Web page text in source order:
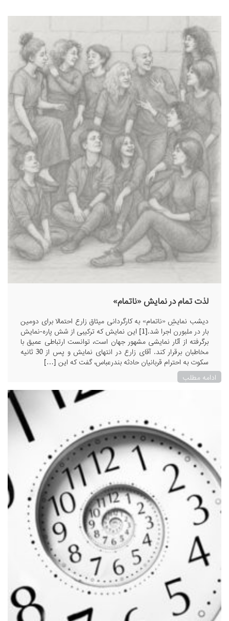
Lilo & Stitch (2025)
لذت تمام در نمایش «ناتمام»
دیشب نمایشِ «ناتمام» به کارگردانی میثاق زارع احتمالا برای دومین
بار در ملبورن اجرا شد.[1] این نمایش که ترکیبی از شش پاره‌-نمایش
برگرفته از آثار نمایشی مشهور جهان است، توانست ارتباطی عمیق با
مخاطبان برقرار کند. آقای زارع در انتهای نمایش و پس از 30 ثانیه
سکوت به احترام قربانیان حادثه بندرعباس، گفت که این […]
ادامه مطلب